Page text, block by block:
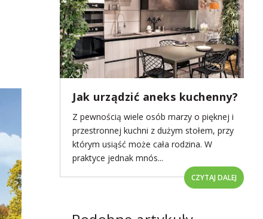
Jak urządzić aneks kuchenny?
Z pewnością wiele osób marzy o pięknej i
przestronnej kuchni z dużym stołem, przy
którym usiąść może cała rodzina. W
praktyce jednak mnós...
CZYTAJ DALEJ